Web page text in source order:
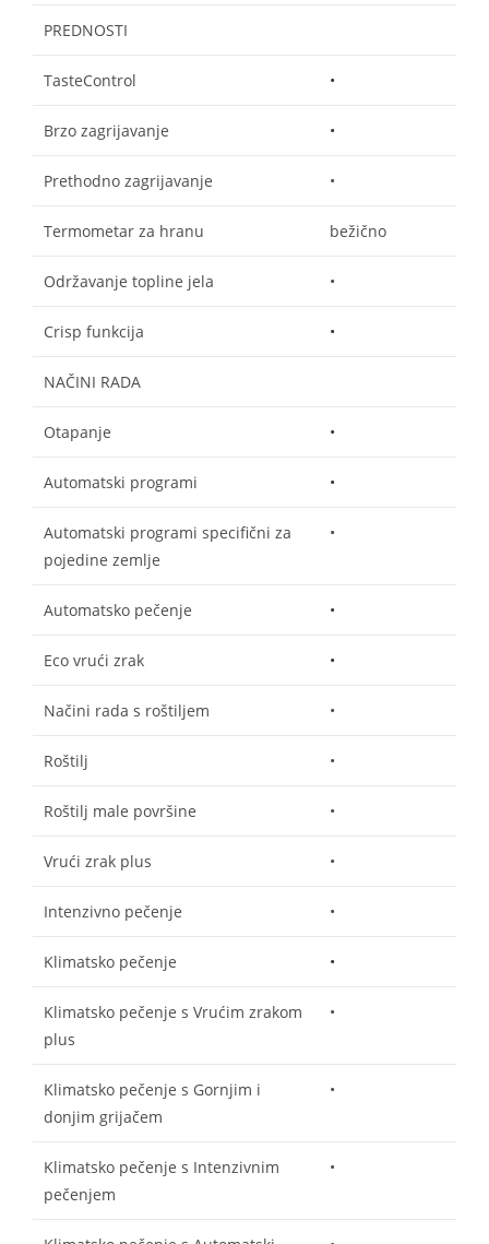
PREDNOSTI
TasteControl •
Brzo zagrijavanje •
Prethodno zagrijavanje •
Termometar za hranu bežično
Održavanje topline jela •
Crisp funkcija •
NAČINI RADA
Otapanje •
Automatski programi •
Automatski programi specifični za
pojedine zemlje
•
Automatsko pečenje •
Eco vrući zrak •
Načini rada s roštiljem •
Roštilj •
Roštilj male površine •
Vrući zrak plus •
Intenzivno pečenje •
Klimatsko pečenje •
Klimatsko pečenje s Vrućim zrakom
plus
•
Klimatsko pečenje s Gornjim i
donjim grijačem
•
Klimatsko pečenje s Intenzivnim
pečenjem
•